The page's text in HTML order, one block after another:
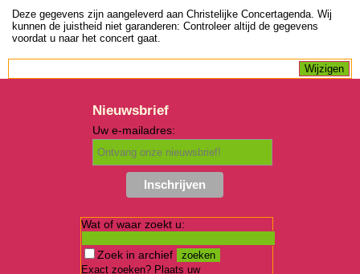
Deze gegevens zijn aangeleverd aan Christelijke Concertagenda. Wij
kunnen de juistheid niet garanderen: Controleer altijd de gegevens
voordat u naar het concert gaat.
Nieuwsbrief
Uw e-mailadres:
Wat of waar zoekt u:
Zoek in archief
Exact zoeken? Plaats uw